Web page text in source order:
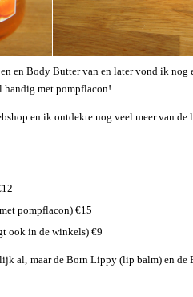
en Body Butter van en later vond ik
handig met pompflacon!
en ik ontdekte nog veel meer van de
pompflacon) €15
ook in de winkels) €9
al, maar de Born Lippy (lip balm) en